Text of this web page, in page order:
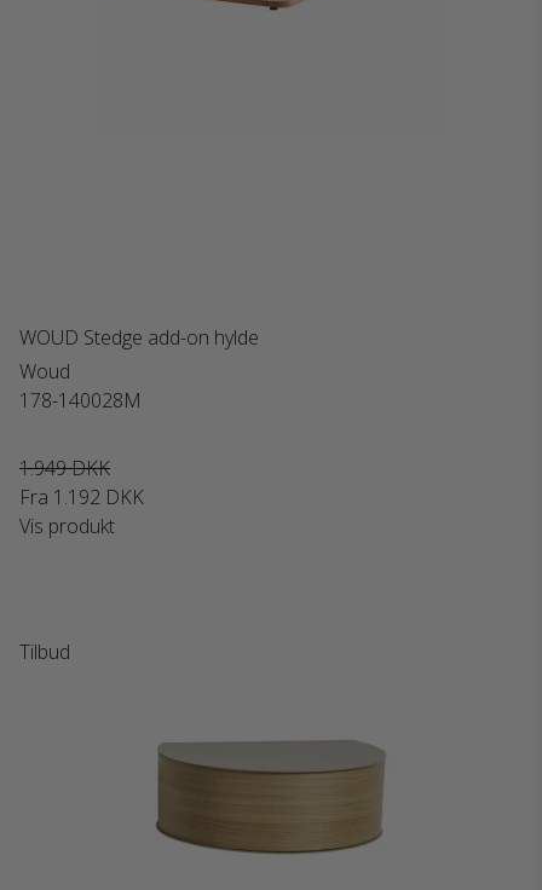
WOUD Stedge add-on hylde
Woud
178-140028M
1.949 DKK
Fra 1.192 DKK
Vis produkt
Tilbud